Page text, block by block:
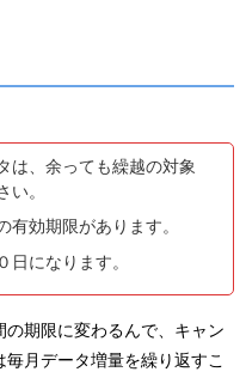
は、余っても繰越の対象
い。
有効期限があります。
日になります。
期限に変わるんで、キャン
月データ増量を繰り返すこ